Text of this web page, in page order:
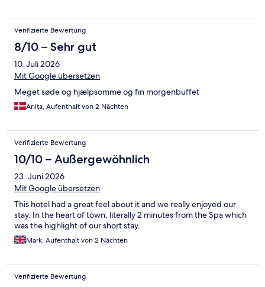
Verifizierte Bewertung
8/10 – Sehr gut
10. Juli 2026
Mit Google übersetzen
Meget søde og hjælpsomme og fin morgenbuffet
Anita, Aufenthalt von 2 Nächten
Verifizierte Bewertung
10/10 – Außergewöhnlich
23. Juni 2026
Mit Google übersetzen
This hotel had a great feel about it and we really enjoyed our
stay. In the heart of town, literally 2 minutes from the Spa which
was the highlight of our short stay.
Mark, Aufenthalt von 2 Nächten
Verifizierte Bewertung